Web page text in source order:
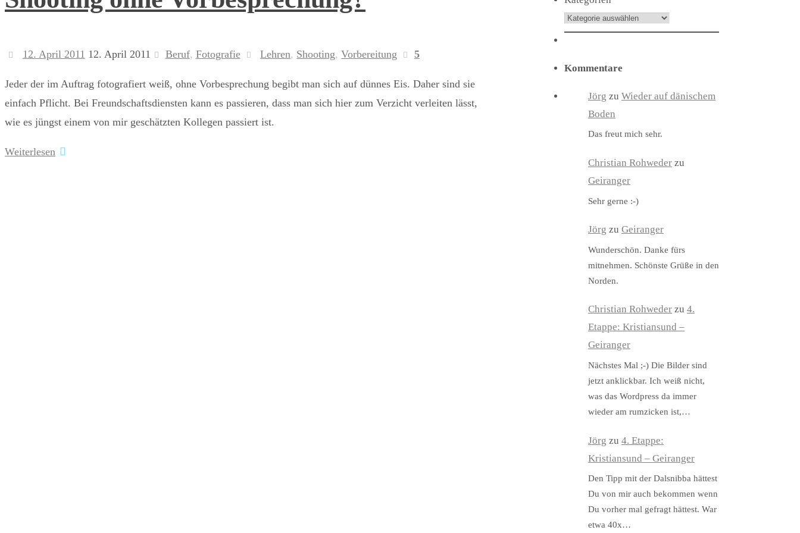
12. April 2011 12. April 2011 Beruf, Fotografie Lehren, Shooting,Vorbereitung 5
Jeder der im Auftrag fotografiert weiß, ohne Vorbesprechung begibt man sich auf dünnes Eis. Daher sind sie
einfach Pflicht. Bei Freundschaftsdiensten kann es passieren, dass man sich hier zum Verzicht verleiten lässt,
wie es jüngst einem von mir geschätzten Kollegen passiert ist.
Weiterlesen
Kommentare
Jörg zu Wieder auf dänischem
Boden
Das freut mich sehr.
Christian Rohweder zu
Geiranger
Sehr gerne :-)
Jörg zu Geiranger
Wunderschön. Danke fürs
mitnehmen. Schönste Grüße in den
Norden.
Christian Rohweder zu 4.
Etappe: Kristiansund –
Geiranger
Nächstes Mal ;-) Die Bilder sind
jetzt anklickbar. Ich weiß nicht,
was das Wordpress da immer
wieder am rumzicken ist,…
Jörg zu 4. Etappe:
Kristiansund – Geiranger
Den Tipp mit der Dalsnibba hättest
Du von mir auch bekommen wenn
Du vorher mal gefragt hättest. War
etwa 40x…